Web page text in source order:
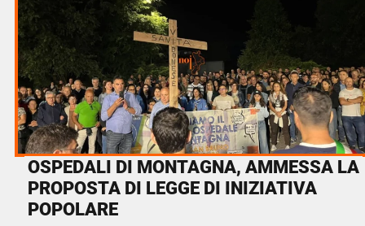
OSPEDALI DI MONTAGNA, AMMESSA LA
PROPOSTA DI LEGGE DI INIZIATIVA
POPOLARE